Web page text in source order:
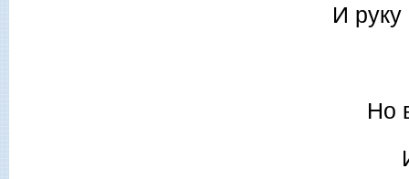
И
Но